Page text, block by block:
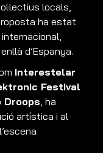
locals,
ha estat
d’Espanya.
Interestelar
Festival
Droops, ha
artística i al